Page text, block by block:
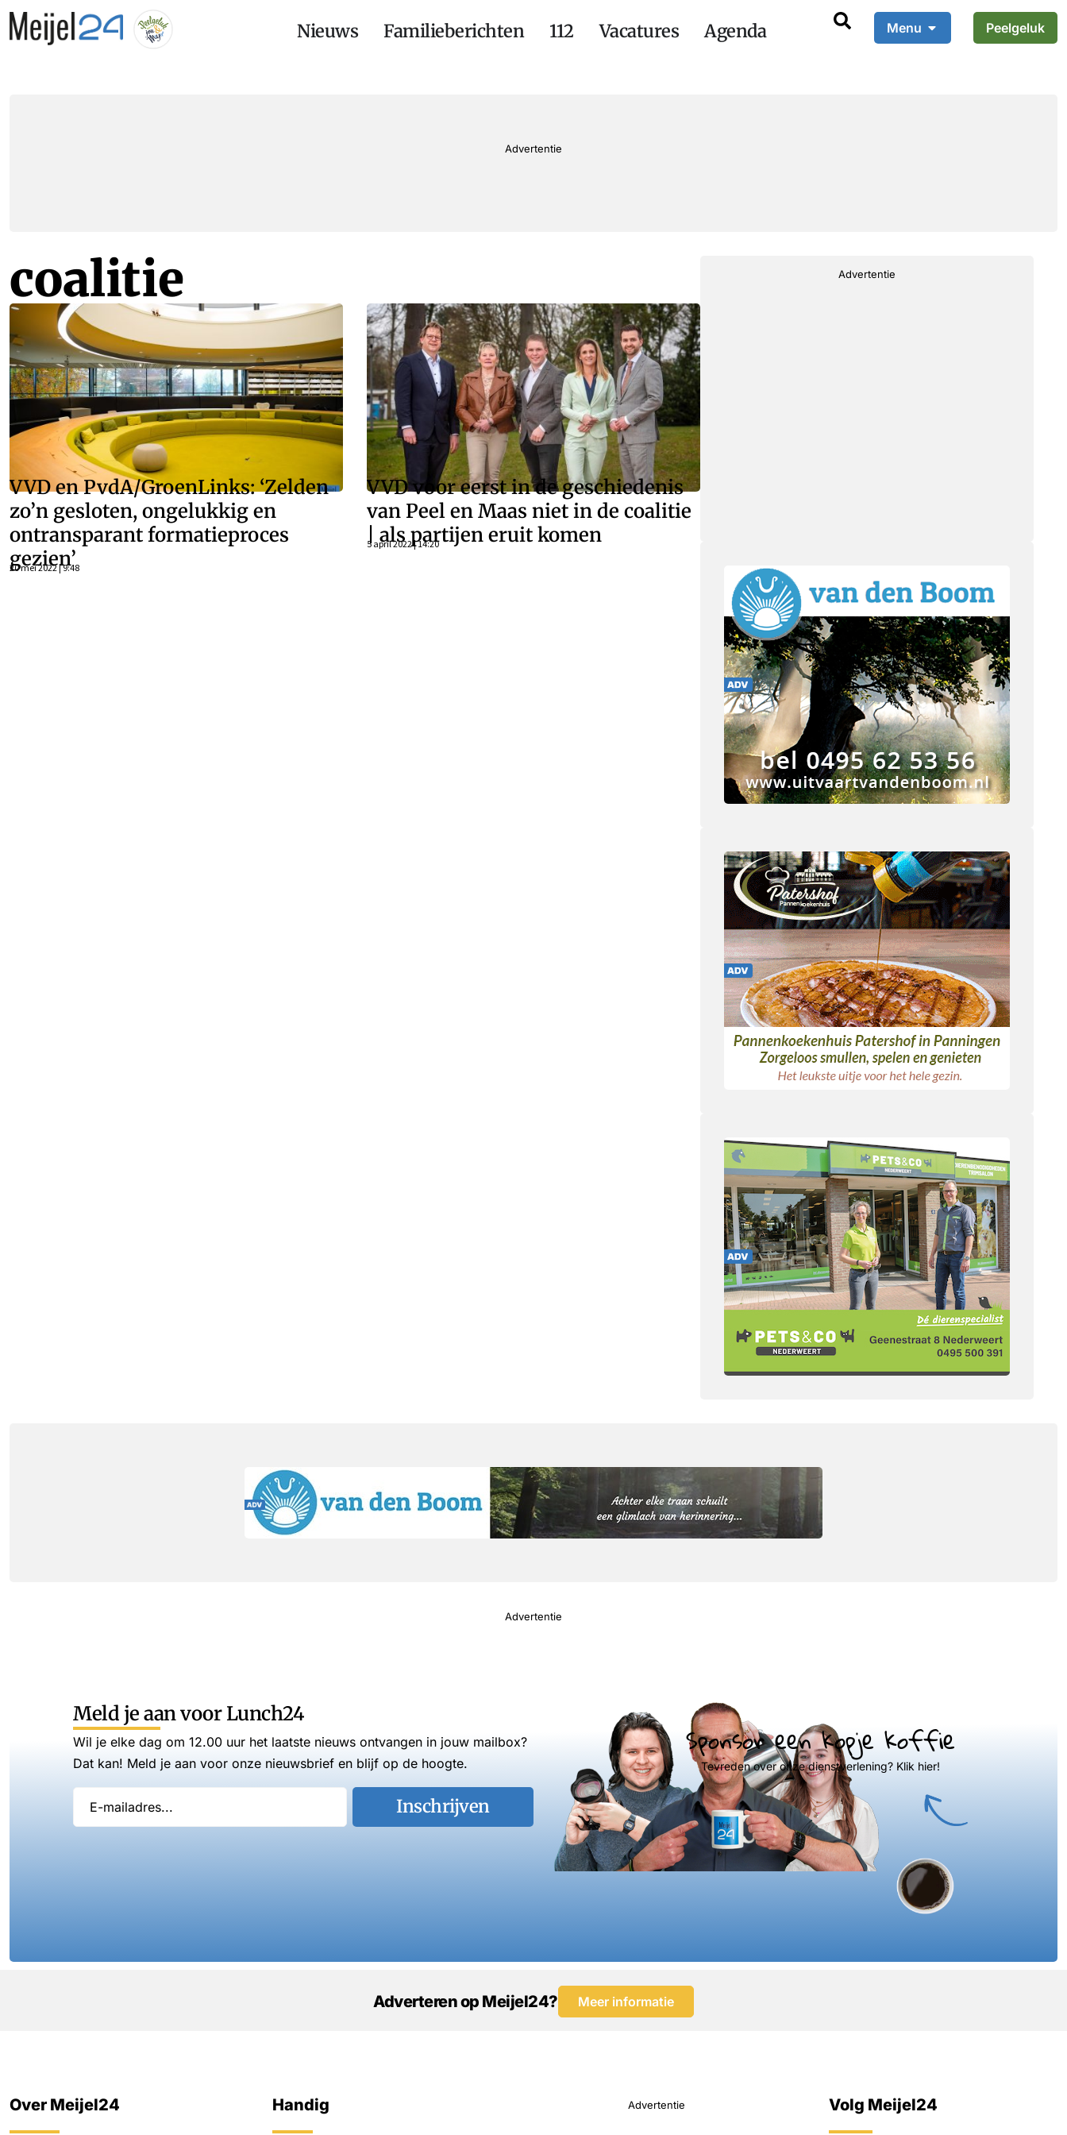
Nieuws Familieberichten 112 Vacatures Agenda Menu Peelgeluk
Advertentie
coalitie
VVD en PvdA/GroenLinks: ‘Zelden
zo’n gesloten, ongelukkig en
ontransparant formatieproces
gezien’
20 mei 2022 | 9:48
VVD voor eerst in de geschiedenis
van Peel en Maas niet in de coalitie
| als partijen eruit komen
5 april 2022 | 14:20
Advertentie
Advertentie
Meld je aan voor Lunch24
Wil je elke dag om 12.00 uur het laatste nieuws ontvangen in jouw mailbox?
Dat kan! Meld je aan voor onze nieuwsbrief en blijf op de hoogte.
Inschrijven
Sponsor een kopje koffie
Tevreden over onze dienstverlening? Klik hier!
Adverteren op Meijel24? Meer informatie
Over Meijel24 Handig Advertentie Volg Meijel24